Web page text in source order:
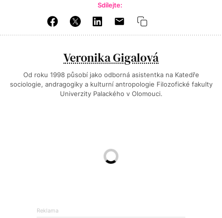
Sdílejte:
Veronika Gigalová
Od roku 1998 působí jako odborná asistentka na Katedře
sociologie, andragogiky a kulturní antropologie Filozofické fakulty
Univerzity Palackého v Olomouci.